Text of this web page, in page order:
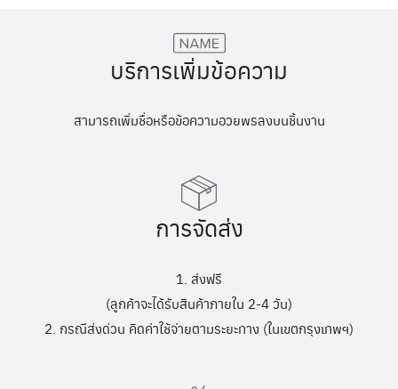
บริการเพิ่มข้อความ
สามารถเพิ่มชื่อหรือข้อความอวยพรลงบนชิ้นงาน
การจัดส่ง
1. ส่งฟรี
(ลูกค้าจะได้รับสินค้าภายใน 2-4 วัน)
2. กรณีส่งด่วน คิดค่าใช้จ่ายตามระยะทาง (ในเขตกรุงเทพฯ)